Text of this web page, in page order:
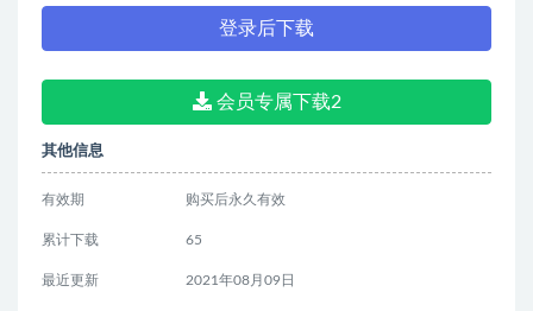
登录后下载
会员专属下载2
其他信息
有效期 购买后永久有效
累计下载 65
最近更新 2021年08月09日